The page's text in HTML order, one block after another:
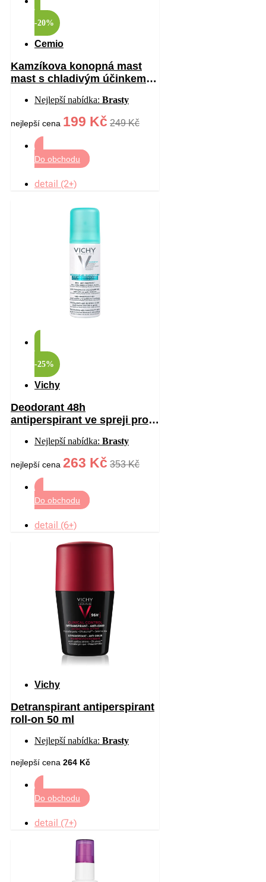
-20%
Cemio
Kamzíkova konopná mast
mast s chladivým účinkem
Nejlepší nabídka: Brasty
nejlepší cena 199 Kč 249 Kč
Do obchodu
detail (2+)
-25%
Vichy
Deodorant 48h
antiperspirant ve spreji proti
Nejlepší nabídka: Brasty
nejlepší cena 263 Kč 353 Kč
Do obchodu
detail (6+)
Vichy
Detranspirant antiperspirant
roll-on 50 ml
Nejlepší nabídka: Brasty
nejlepší cena 264 Kč
Do obchodu
detail (7+)